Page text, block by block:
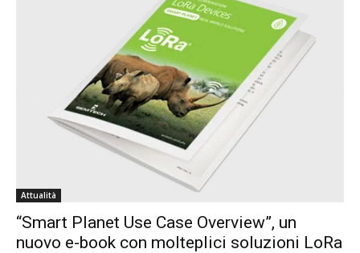
Attualità
“Smart Planet Use Case Overview”, un
nuovo e-book con molteplici soluzioni LoRa